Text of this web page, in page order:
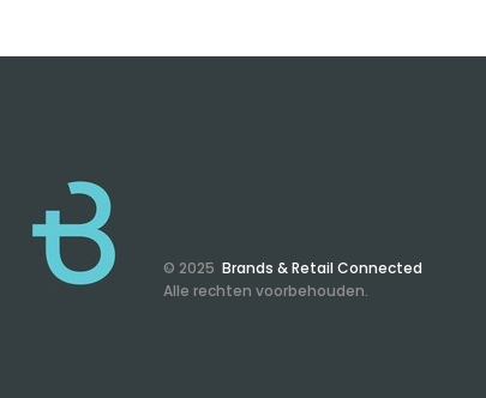
© 2025 Brands & Retail Connected
Alle rechten voorbehouden.